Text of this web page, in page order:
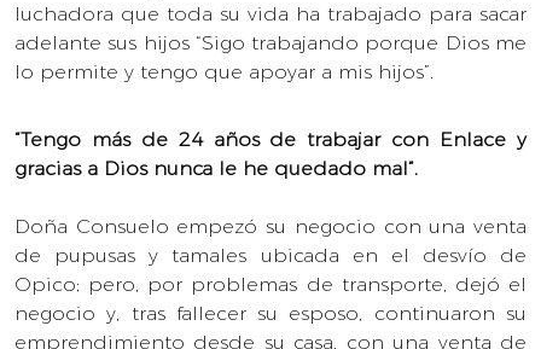
luchadora que toda su vida ha trabajado para sacar
adelante sus hijos “Sigo trabajando porque Dios me
lo permite y tengo que apoyar a mis hijos”.
“Tengo más de 24 años de trabajar con Enlace y
gracias a Dios nunca le he quedado mal”.
Doña Consuelo empezó su negocio con una venta
de pupusas y tamales ubicada en el desvío de
Opico; pero, por problemas de transporte, dejó el
negocio y, tras fallecer su esposo, continuaron su
emprendimiento desde su casa, con una venta de